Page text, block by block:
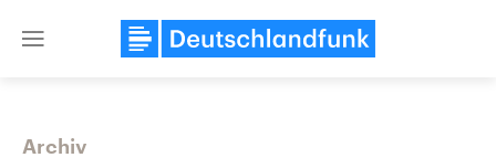
Close
Archiv